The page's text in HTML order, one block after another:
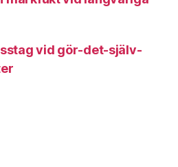
vid gör-det-själv-